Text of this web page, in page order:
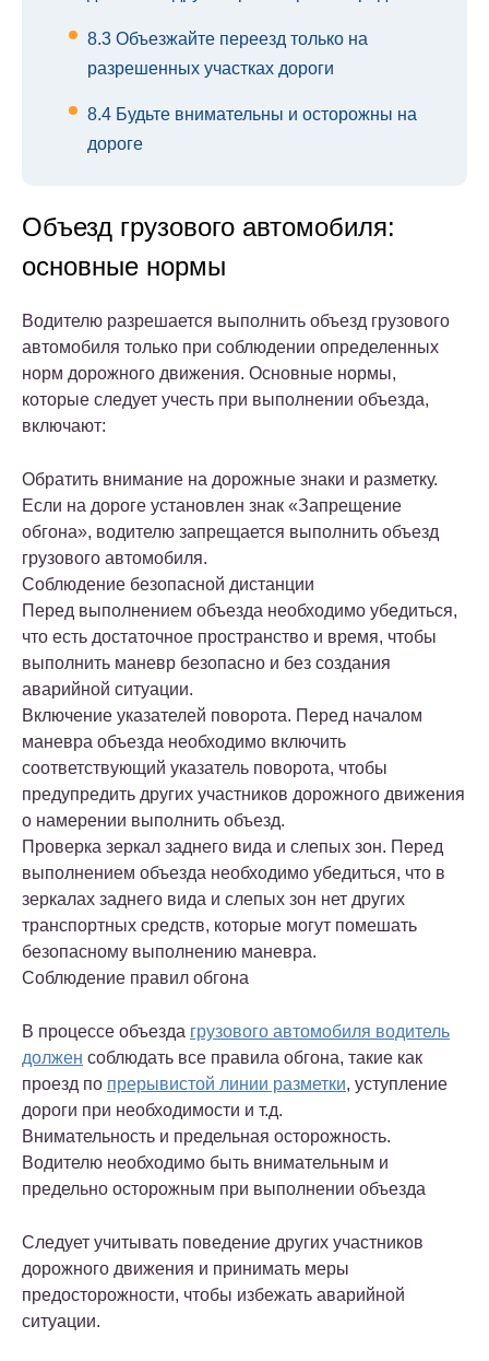
8.3 Объезжайте переезд только на
разрешенных участках дороги
8.4 Будьте внимательны и осторожны на
дороге
Объезд грузового автомобиля:
основные нормы
Водителю разрешается выполнить объезд грузового
автомобиля только при соблюдении определенных
норм дорожного движения. Основные нормы,
которые следует учесть при выполнении объезда,
включают:
Обратить внимание на дорожные знаки и разметку.
Если на дороге установлен знак «Запрещение
обгона», водителю запрещается выполнить объезд
грузового автомобиля.
Соблюдение безопасной дистанции
Перед выполнением объезда необходимо убедиться,
что есть достаточное пространство и время, чтобы
выполнить маневр безопасно и без создания
аварийной ситуации.
Включение указателей поворота. Перед началом
маневра объезда необходимо включить
соответствующий указатель поворота, чтобы
предупредить других участников дорожного движения
о намерении выполнить объезд.
Проверка зеркал заднего вида и слепых зон. Перед
выполнением объезда необходимо убедиться, что в
зеркалах заднего вида и слепых зон нет других
транспортных средств, которые могут помешать
безопасному выполнению маневра.
Соблюдение правил обгона
В процессе объезда грузового автомобиля водитель
должен соблюдать все правила обгона, такие как
проезд по прерывистой линии разметки, уступление
дороги при необходимости и т.д.
Внимательность и предельная осторожность.
Водителю необходимо быть внимательным и
предельно осторожным при выполнении объезда
Следует учитывать поведение других участников
дорожного движения и принимать меры
предосторожности, чтобы избежать аварийной
ситуации.